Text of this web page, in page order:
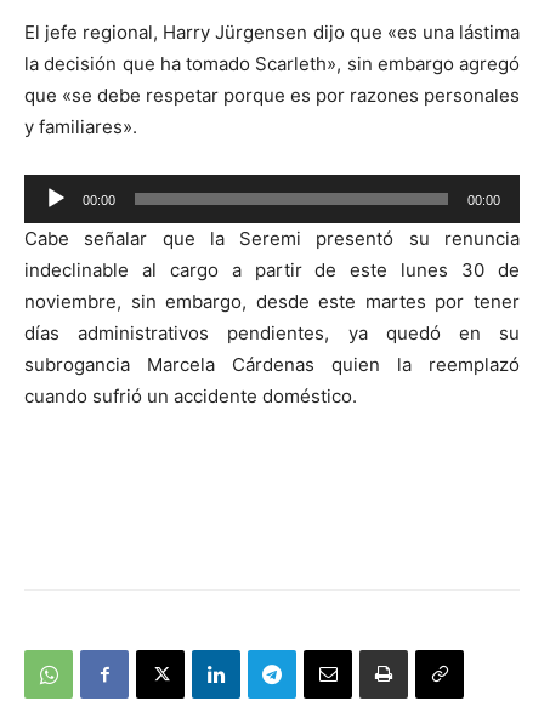
El jefe regional, Harry Jürgensen dijo que «es una lástima
la decisión que ha tomado Scarleth», sin embargo agregó
que «se debe respetar porque es por razones personales
y familiares».
Reproductor
de
audio
00:00 00:00
Cabe señalar que la Seremi presentó su renuncia
indeclinable al cargo a partir de este lunes 30 de
noviembre, sin embargo, desde este martes por tener
días administrativos pendientes, ya quedó en su
subrogancia Marcela Cárdenas quien la reemplazó
cuando sufrió un accidente doméstico.